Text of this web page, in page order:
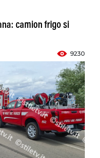
camion frigo si
9230